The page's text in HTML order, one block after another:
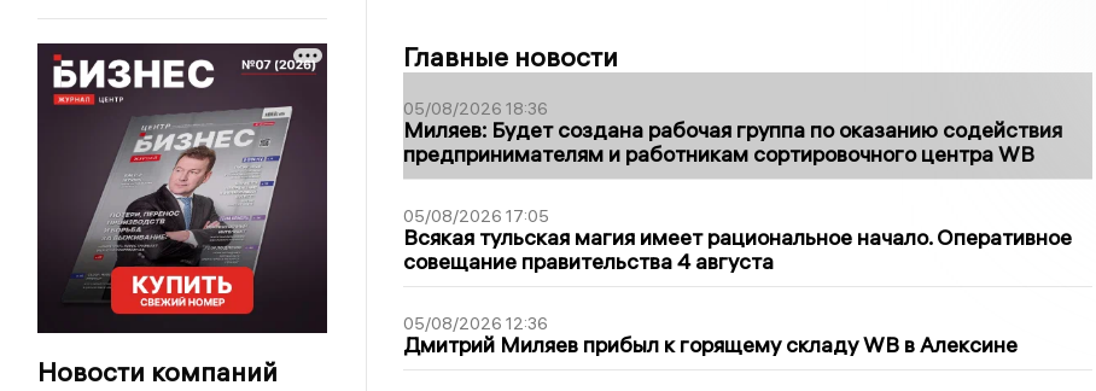
Новости компаний
Главные новости
05/08/2026 18:36
Миляев: Будет создана рабочая группа по оказанию содействия
предпринимателям и работникам сортировочного центра WB
05/08/2026 17:05
Всякая тульская магия имеет рациональное начало. Оперативное
совещание правительства 4 августа
05/08/2026 12:36
Дмитрий Миляев прибыл к горящему складу WB в Алексине